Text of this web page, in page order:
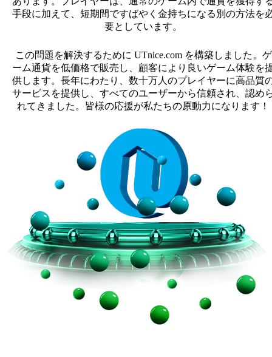
手段に加えて、短期間ですばやく金持ちになる別の方法を
要としています。
この問題を解決するために UTnice.com を構築しました。ゲ
ーム通貨を低価格で販売し、顧客により良いゲーム体験を
供します。長年にわたり、数十万人のプレイヤーに高品質
サービスを提供し、すべてのユーザーから信頼され、認め
れてきました。皆様の応援が私たちの原動力になります！